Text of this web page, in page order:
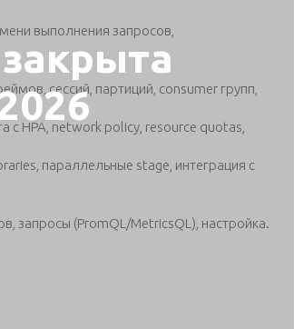
выполнения запросов,
сессий, партиций, consumer групп,
с HPA, network policy, resource quotas,
параллельные stage, интеграция с
запросы (PromQL/MetricsQL), настройка.